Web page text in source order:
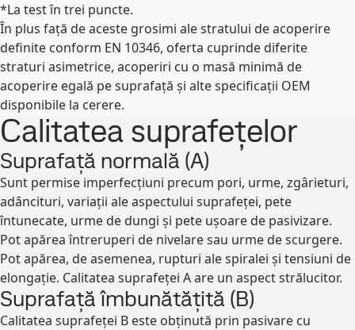
Expand
*La test în trei puncte.
În plus față de aceste grosimi ale stratului de acoperire
definite conform EN 10346, oferta cuprinde diferite
straturi asimetrice, acoperiri cu o masă minimă de
acoperire egală pe suprafață și alte specificații OEM
disponibile la cerere.
Calitatea suprafețelor
Suprafață normală (A)
Sunt permise imperfecțiuni precum pori, urme, zgârieturi,
adâncituri, variații ale aspectului suprafeței, pete
întunecate, urme de dungi și pete ușoare de pasivizare.
Pot apărea întreruperi de nivelare sau urme de scurgere.
Pot apărea, de asemenea, rupturi ale spiralei și tensiuni de
elongație. Calitatea suprafeței A are un aspect strălucitor.
Suprafață îmbunătățită (B)
Calitatea suprafeței B este obținută prin pasivare cu